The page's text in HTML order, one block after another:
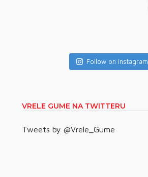
Follow on Instagram
VRELE GUME NA TWITTERU
Tweets by @Vrele_Gume